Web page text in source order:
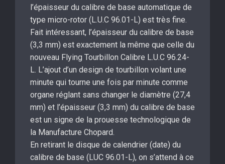
l’épaisseur du calibre de base automatique de
type micro-rotor (L.U.C 96.01-L) est très fine.
Fait intéressant, l’épaisseur du calibre de base
(3,3 mm) est exactement la même que celle du
nouveau Flying Tourbillon Calibre L.U.C 96.24-
L. L’ajout d’un design de tourbillon volant une
minute qui tourne une fois par minute comme
organe réglant sans changer le diamètre (27,4
mm) et l’épaisseur (3,3 mm) du calibre de base
est un signe de la prouesse technologique de
la Manufacture Chopard.
En retirant le disque de calendrier (date) du
calibre de base (LUC 96.01-L), on s’attend à ce